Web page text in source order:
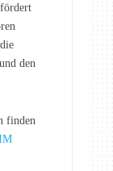
den
finden